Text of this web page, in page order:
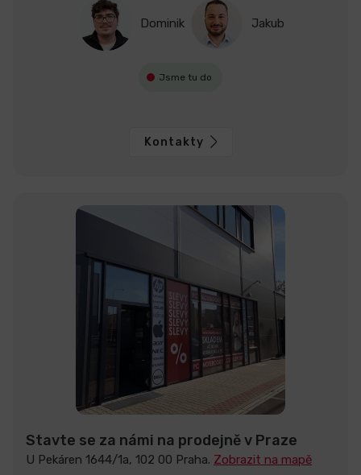
Dominik Jakub
Jsme tu do
Kontakty
Stavte se za námi na prodejně v Praze
U Pekáren 1644/1a, 102 00 Praha. Zobrazit na mapě